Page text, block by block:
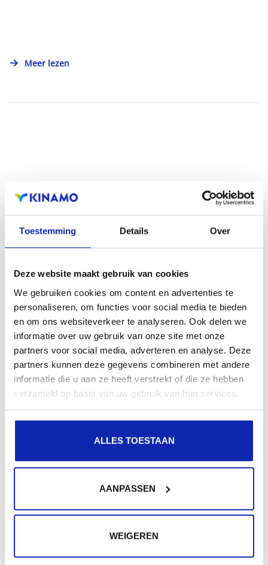
Toestemming Details Over
Deze website maakt gebruik van cookies
We gebruiken cookies om content en advertenties te
personaliseren, om functies voor social media te bieden
en om ons websiteverkeer te analyseren. Ook delen we
informatie over uw gebruik van onze site met onze
partners voor social media, adverteren en analyse. Deze
partners kunnen deze gegevens combineren met andere
informatie die u aan ze heeft verstrekt of die ze hebben
verzameld op basis van uw gebruik van hun services.
ALLES TOESTAAN
AANPASSEN
WEIGEREN
Meer lezen
Meer lezen
Meer lezen
Extra hulp nodig?
Geen nood, via een support aanvraag helpen wij u
graag verder!